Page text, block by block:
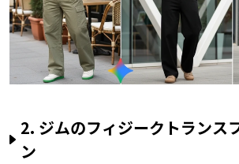
2. ジムのフィジークトランス
ン